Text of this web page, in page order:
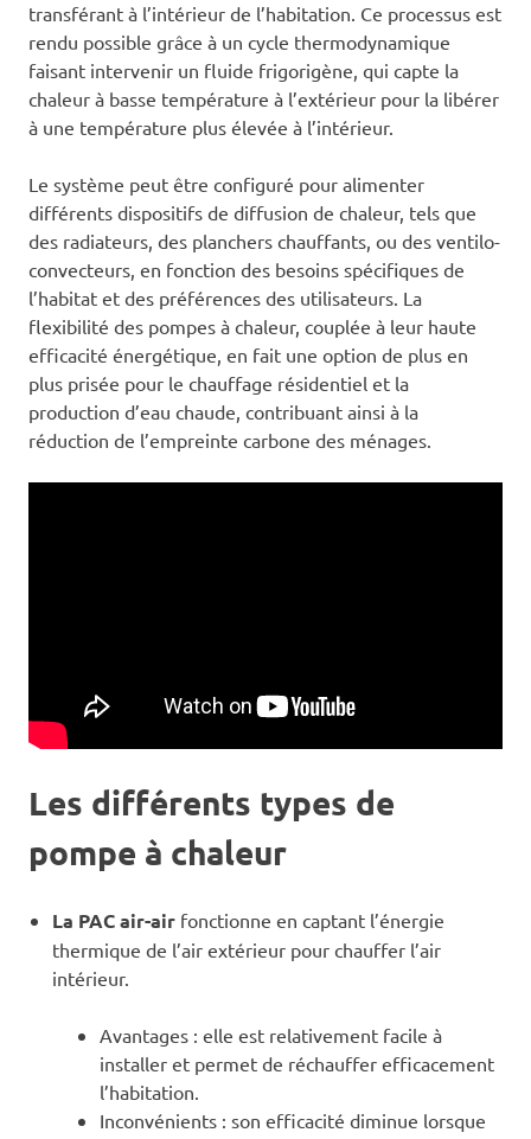
transférant à l’intérieur de l’habitation. Ce processus est
rendu possible grâce à un cycle thermodynamique
faisant intervenir un fluide frigorigène, qui capte la
chaleur à basse température à l’extérieur pour la libérer
à une température plus élevée à l’intérieur.
Le système peut être configuré pour alimenter
différents dispositifs de diffusion de chaleur, tels que
des radiateurs, des planchers chauffants, ou des ventilo-
convecteurs, en fonction des besoins spécifiques de
l’habitat et des préférences des utilisateurs. La
flexibilité des pompes à chaleur, couplée à leur haute
efficacité énergétique, en fait une option de plus en
plus prisée pour le chauffage résidentiel et la
production d’eau chaude, contribuant ainsi à la
réduction de l’empreinte carbone des ménages.
Les différents types de
pompe à chaleur
La PAC air-air fonctionne en captant l’énergie
thermique de l’air extérieur pour chauffer l’air
intérieur.
Avantages : elle est relativement facile à
installer et permet de réchauffer efficacement
l’habitation.
Inconvénients : son efficacité diminue lorsque